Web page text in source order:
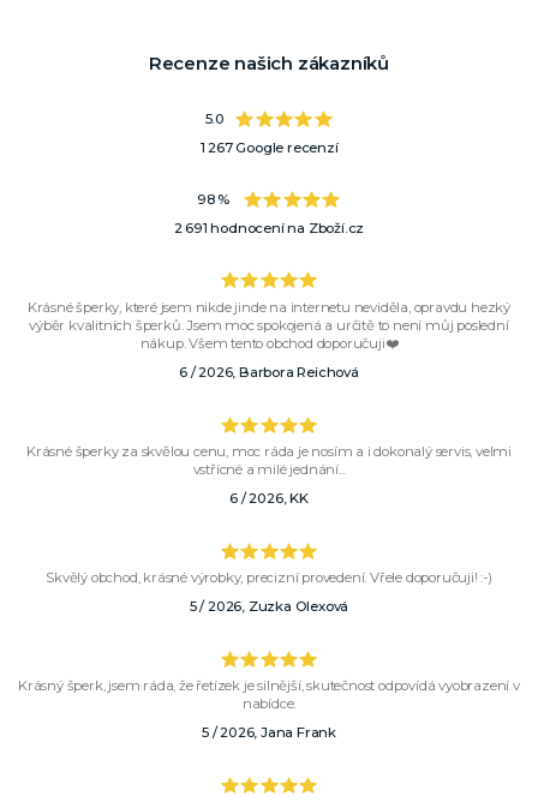
Recenze našich zákazníků
5.0
1 267 Google recenzí
98 %
2 691 hodnocení na Zboží.cz
Krásné šperky, které jsem nikde jinde na internetu neviděla, opravdu hezký
výběr kvalitních šperků. Jsem moc spokojená a určitě to není můj poslední
nákup. Všem tento obchod doporučuji❤️
6 / 2026, Barbora Reichová
Krásné šperky za skvělou cenu, moc ráda je nosím a i dokonalý servis, velmi
vstřícné a milé jednání...
6 / 2026, KK
Skvělý obchod, krásné výrobky, precizní provedení. Vřele doporučuji! :-)
5 / 2026, Zuzka Olexová
Krásný šperk, jsem ráda, že řetízek je silnější, skutečnost odpovídá vyobrazení v
nabídce.
5 / 2026, Jana Frank